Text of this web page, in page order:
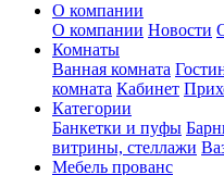
О компании
О компании Новости
Комнаты
Ванная комната
комната Кабинет
Категории
Банкетки и пуфы
витрины, стеллажи
Мебель прованс